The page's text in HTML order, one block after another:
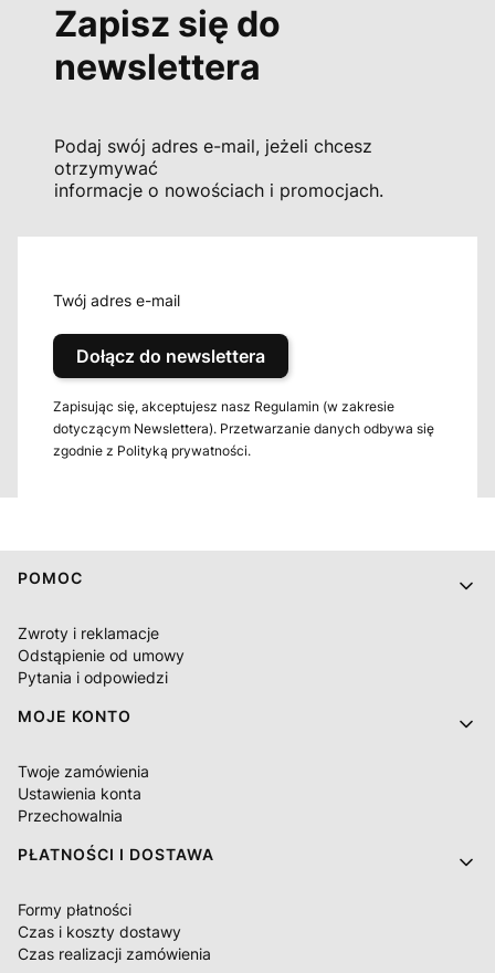
Zapisz się do
newslettera
Podaj swój adres e-mail, jeżeli chcesz
otrzymywać
informacje o nowościach i promocjach.
Twój adres e-mail
Dołącz do newslettera
Zapisując się, akceptujesz nasz Regulamin (w zakresie
dotyczącym Newslettera). Przetwarzanie danych odbywa się
zgodnie z Polityką prywatności.
Linki w stopce
POMOC
Zwroty i reklamacje
Odstąpienie od umowy
Pytania i odpowiedzi
MOJE KONTO
Twoje zamówienia
Ustawienia konta
Przechowalnia
PŁATNOŚCI I DOSTAWA
Formy płatności
Czas i koszty dostawy
Czas realizacji zamówienia